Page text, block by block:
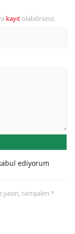
kayıt olabilirsiniz.
ediyorum
tartışalım *